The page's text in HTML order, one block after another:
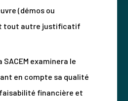
(démos ou
tout autre justificatif
SACEM examinera le
en compte sa qualité
financière et